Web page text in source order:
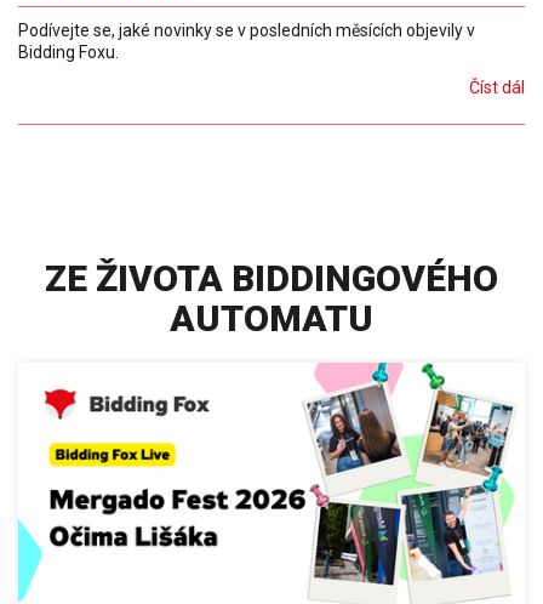
Podívejte se, jaké novinky se v posledních měsících objevily v
Bidding Foxu.
Číst dál
ZE ŽIVOTA BIDDINGOVÉHO
AUTOMATU